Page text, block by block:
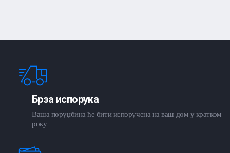
Брза испорука
Ваша поруџбина ће бити испоручена на ваш дом у кратком
року